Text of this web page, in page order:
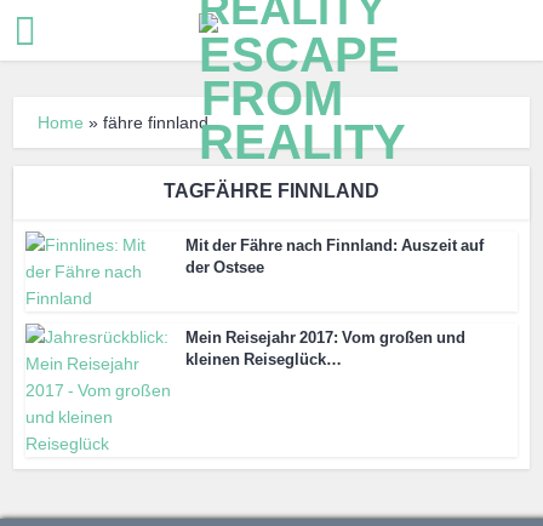
Home »fähre finnland
TAGFÄHRE FINNLAND
Mit der Fähre nach Finnland: Auszeit auf
der Ostsee
Mein Reisejahr 2017: Vom großen und
kleinen Reiseglück…